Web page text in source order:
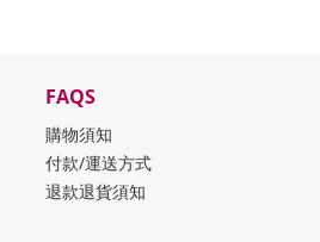
FAQS
購物須知
付款/運送方式
退款退貨須知